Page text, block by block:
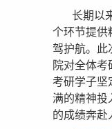
长期以
个环节提供
驾护航。此
院对全体
考研学子坚
满的精神
的成绩奔赴